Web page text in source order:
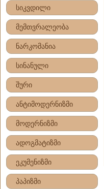
სიკვდილი
მემთვრალეობა
ნარკომანია
სინანული
შური
ანტიმოდერნიზმი
მოდერნიზმი
ადოგმატიზმი
ეკუმენიზმი
პაპიზმი